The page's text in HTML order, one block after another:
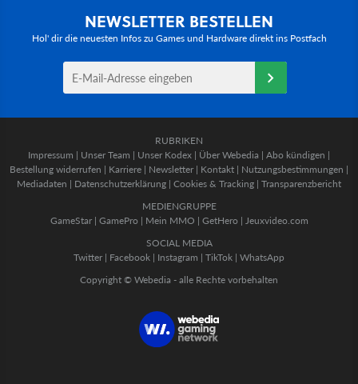
NEWSLETTER BESTELLEN
Hol' dir die neuesten Infos zu Games und Hardware direkt ins Postfach
RUBRIKEN
Impressum | Unser Team | Unser Kodex | Über Webedia | Abo kündigen |
Bestellung widerrufen | Karriere | Newsletter | Kontakt | Nutzungsbestimmungen |
Mediadaten | Datenschutzerklärung | Cookies & Tracking | Transparenzbericht
MEDIENGRUPPE
GameStar| GamePro | Mein MMO | GetHero | Jeuxvideo.com
SOCIAL MEDIA
Twitter | Facebook | Instagram | TikTok | WhatsApp
Copyright © Webedia - alle Rechte vorbehalten